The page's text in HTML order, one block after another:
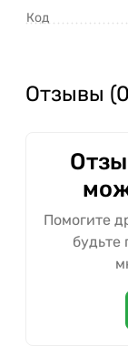
Код
Отзывы
Помогите
будьте